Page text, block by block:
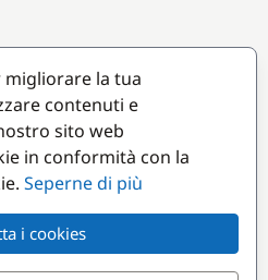
migliorare la tua
contenuti e
sito web
in conformità con la
Seperne di più
i cookies